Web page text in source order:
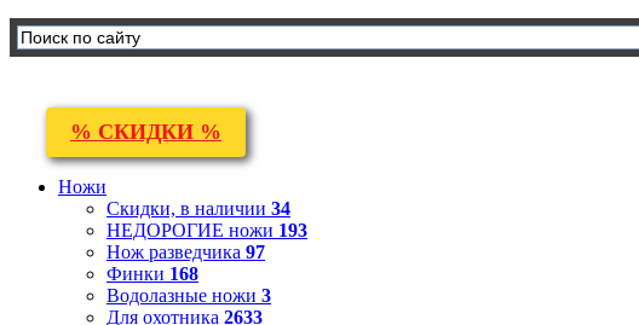
% СКИДКИ %
Ножи
Скидки, в наличии 34
НЕДОРОГИЕ ножи 193
Нож разведчика 97
Финки 168
Водолазные ножи 3
Для охотника 2633